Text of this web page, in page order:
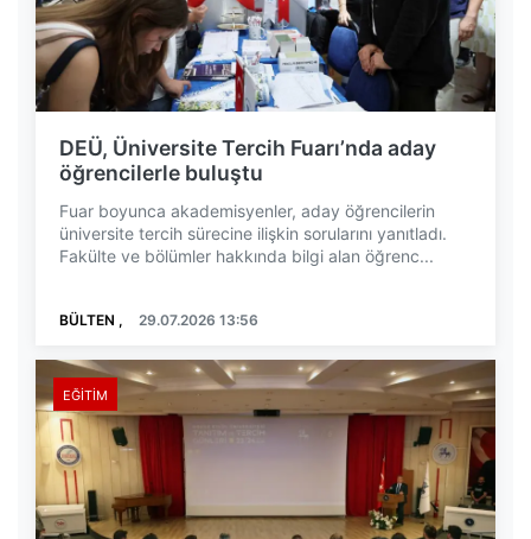
DEÜ, Üniversite Tercih Fuarı’nda aday
öğrencilerle buluştu
Fuar boyunca akademisyenler, aday öğrencilerin
üniversite tercih sürecine ilişkin sorularını yanıtladı.
Fakülte ve bölümler hakkında bilgi alan öğrenc...
BÜLTEN , 29.07.2026 13:56
EĞITIM